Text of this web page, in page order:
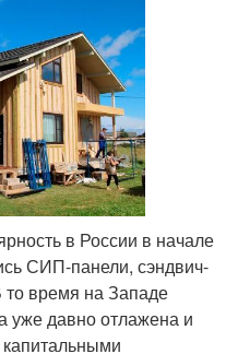
в России в начале
СИП-панели, сэндвич-
время на Западе
уже давно отлажена и
капитальными